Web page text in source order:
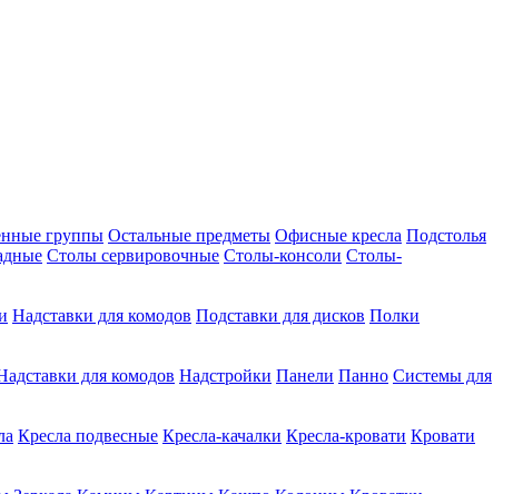
группы Остальные предметы Офисные кресла Подстолья
Столы сервировочные Столы-консоли Столы-
Надставки для комодов Подставки для дисков Полки
для комодов Надстройки Панели Панно Системы для
Кресла подвесные Кресла-качалки Кресла-кровати Кровати